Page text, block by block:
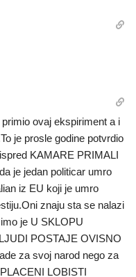
ovaj ekspiriment a i
je prosle godine potvrdio
KAMARE PRIMALI
je jedan politicar umro
iz EU koji je umro
znaju sta se nalazi
je U SKLOPU
POSTAJE OVISNO
za svoj narod nego za
LOBISTI